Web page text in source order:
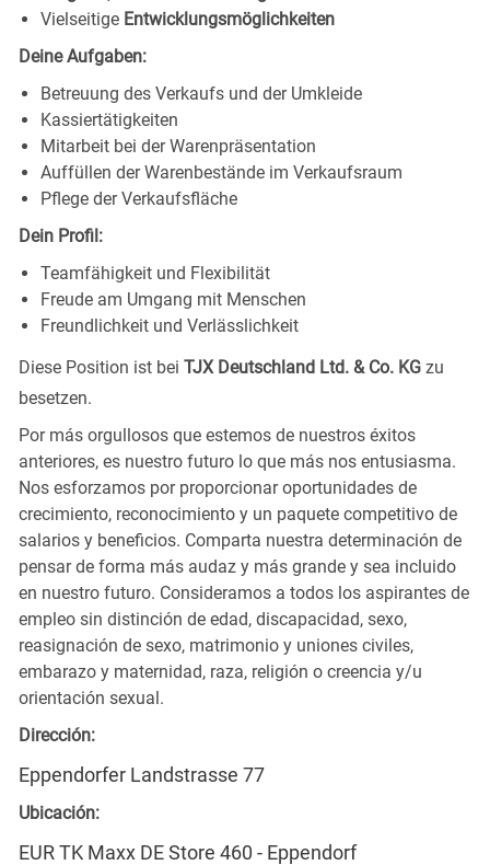
Vielseitige Entwicklungsmöglichkeiten
Deine Aufgaben:
Betreuung des Verkaufs und der Umkleide
Kassiertätigkeiten
Mitarbeit bei der Warenpräsentation
Auffüllen der Warenbestände im Verkaufsraum
Pflege der Verkaufsfläche
Dein Profil:
Teamfähigkeit und Flexibilität
Freude am Umgang mit Menschen
Freundlichkeit und Verlässlichkeit
Diese Position ist bei TJX Deutschland Ltd. & Co. KG zu
besetzen.
Por más orgullosos que estemos de nuestros éxitos
anteriores, es nuestro futuro lo que más nos entusiasma.
Nos esforzamos por proporcionar oportunidades de
crecimiento, reconocimiento y un paquete competitivo de
salarios y beneficios. Comparta nuestra determinación de
pensar de forma más audaz y más grande y sea incluido
en nuestro futuro. Consideramos a todos los aspirantes de
empleo sin distinción de edad, discapacidad, sexo,
reasignación de sexo, matrimonio y uniones civiles,
embarazo y maternidad, raza, religión o creencia y/u
orientación sexual.
Dirección:
Eppendorfer Landstrasse 77
Ubicación:
EUR TK Maxx DE Store 460 - Eppendorf